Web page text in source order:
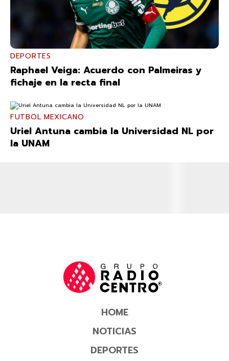
DEPORTES
Raphael Veiga: Acuerdo con Palmeiras y
fichaje en la recta final
FUTBOL MEXICANO
Uriel Antuna cambia la Universidad NL por
la UNAM
HOME
NOTICIAS
DEPORTES